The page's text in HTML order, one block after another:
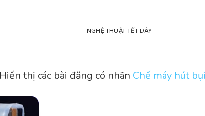
NGHỆ THUẬT TẾT DÂY
Hiển thị các bài đăng có nhãn Chế máy hút bụi